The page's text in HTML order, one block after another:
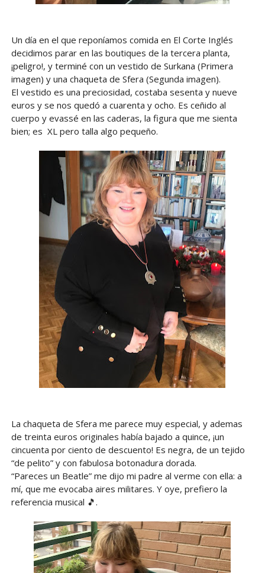
Un día en el que reponíamos comida en El Corte Inglés
decidimos parar en las boutiques de la tercera planta,
¡peligro!, y terminé con un vestido de Surkana (Primera
imagen) y una chaqueta de Sfera (Segunda imagen).
El vestido es una preciosidad, costaba sesenta y nueve
euros y se nos quedó a cuarenta y ocho. Es ceñido al
cuerpo y evassé en las caderas, la figura que me sienta
bien; es XL pero talla algo pequeño.
La chaqueta de Sfera me parece muy especial, y ademas
de treinta euros originales había bajado a quince, ¡un
cincuenta por ciento de descuento! Es negra, de un tejido
“de pelito” y con fabulosa botonadura dorada.
“Pareces un Beatle” me dijo mi padre al verme con ella: a
mí, que me evocaba aires militares. Y oye, prefiero la
referencia musical 🎵.